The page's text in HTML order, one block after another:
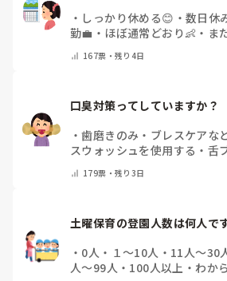
・ しっかり休める😊 ・ 数日休
勤💼 ・ ほぼ通常どおり👶 ・ ま
167票・残り4日
口臭対策ってしていますか？
・歯磨きのみ ・ ブレスケアな
スウォッシュを使用する ・ 舌
の他(コメントで教えて下さい)
179票・残り3日
土曜保育の登園人数は何人で
・ 0人 ・ １～10人 ・ 11人～30
人～99人 ・ 100人以上 ・ わか